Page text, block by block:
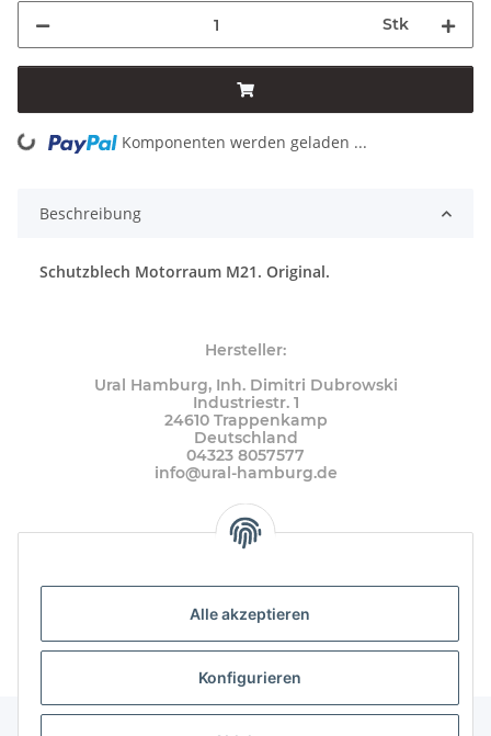
Alle akzeptieren
Konfigurieren
Stk
Loading... Komponenten werden geladen ...
Beschreibung
Schutzblech Motorraum M21. Original.
Hersteller:
Ural Hamburg, Inh. Dimitri Dubrowski
Industriestr. 1
24610 Trappenkamp
Deutschland
04323 8057577
info@ural-hamburg.de